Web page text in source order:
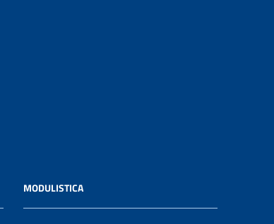
MODULISTICA